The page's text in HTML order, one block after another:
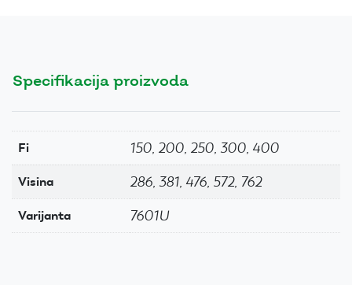
Specifikacija proizvoda
Fi 150, 200, 250, 300, 400
Visina 286, 381, 476, 572, 762
Varijanta 7601U